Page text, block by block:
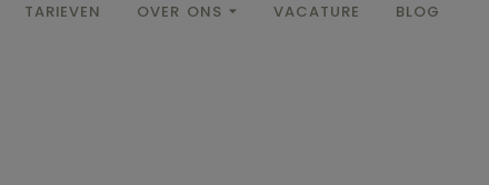
TARIEVEN OVER ONS VACATURE BLOG